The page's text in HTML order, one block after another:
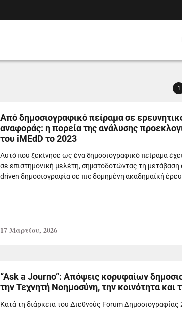
1
Από δημοσιογραφικό πείραμα σε
αναφοράς: η πορεία της ανάλυσης
του iMEdD το 2023
Αυτό που ξεκίνησε ως ένα δημοσιογραφικό πείραμα
σε επιστημονική μελέτη, σηματοδοτώντας τη μετάβαση
driven δημοσιογραφία σε πιο δομημένη ακαδημαϊκή
17 Μαρτίου, 2026
“Ask a Journo”: Απόψεις κορυφαίων
την Τεχνητή Νοημοσύνη, την κοινότητα και
Κατά τη διάρκεια του Διεθνούς Forum Δημοσιογραφίας